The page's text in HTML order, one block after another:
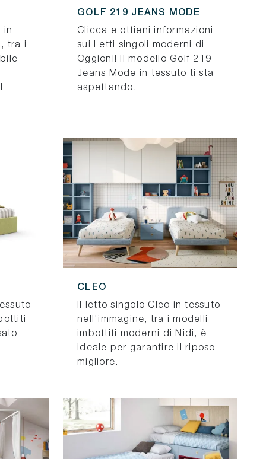
in
tra i
GOLF 219 JEANS MODE
Clicca e ottieni informazioni
sui Letti singoli moderni di
Oggioni! Il modello Golf 219
Jeans Mode in tessuto ti sta
aspettando.
CLEO
Il letto singolo Cleo in tessuto
nell'immagine, tra i modelli
imbottiti moderni di Nidi, è
ideale per garantire il riposo
migliore.